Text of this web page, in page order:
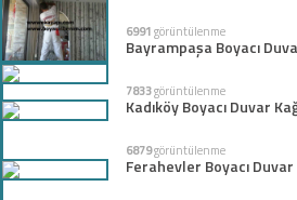
6991görüntülenme
Bayrampaşa Boyacı
7833görüntülenme
Kadıköy Boyacı Duvar
6879görüntülenme
Ferahevler Boyacı Duvar